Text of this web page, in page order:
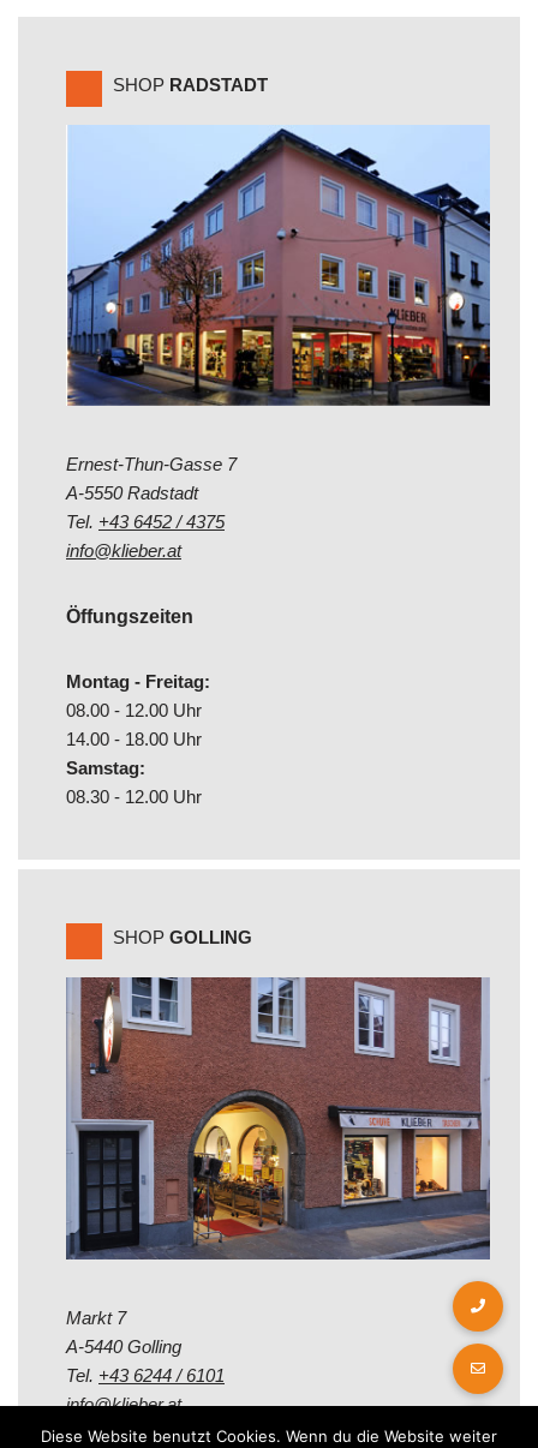
SHOP RADSTADT
Ernest-Thun-Gasse 7
A-5550 Radstadt
Tel. +43 6452 / 4375
info@klieber.at
Öffungszeiten
Montag - Freitag:
08.00 - 12.00 Uhr
14.00 - 18.00 Uhr
Samstag:
08.30 - 12.00 Uhr
SHOP GOLLING
Markt 7
A-5440 Golling
Tel. +43 6244 / 6101
info@klieber.at
Diese Website benutzt Cookies. Wenn du die Website weiter